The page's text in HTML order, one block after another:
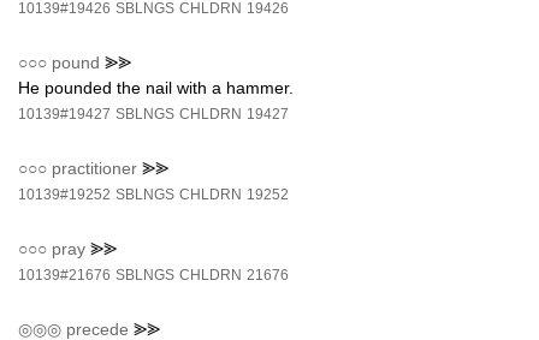
10139#19426 SBLNGS CHLDRN 19426
○○○ pound ⪢⪢
He pounded the nail with a hammer.
10139#19427 SBLNGS CHLDRN 19427
○○○ practitioner ⪢⪢
10139#19252 SBLNGS CHLDRN 19252
○○○ pray ⪢⪢
10139#21676 SBLNGS CHLDRN 21676
◎◎◎ precede ⪢⪢